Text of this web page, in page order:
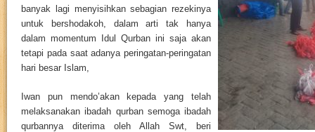
banyak lagi menyisihkan sebagian rezekinya
untuk bershodakoh, dalam arti tak hanya
dalam momentum Idul Qurban ini saja akan
tetapi pada saat adanya peringatan-peringatan
hari besar Islam,
Iwan pun mendo’akan kepada yang telah
melaksanakan ibadah qurban semoga ibadah
qurbannya diterima oleh Allah Swt, beri